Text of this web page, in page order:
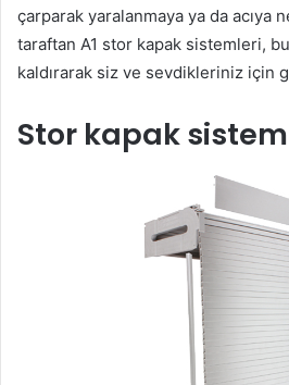
çarparak yaralanmaya ya da acıya
taraftan A1 stor kapak sistemleri,
kaldırarak siz ve sevdikleriniz için
Stor kapak